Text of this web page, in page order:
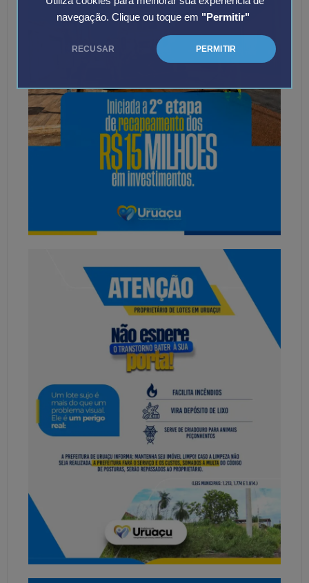
navegação. Clique ou toque em "Permitir"
RECUSAR PERMITIR